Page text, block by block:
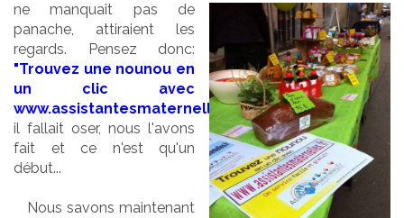
ne manquait pas de
panache, attiraient les
regards. Pensez donc:
"Trouvez une nounou en
un clic avec
www.assistantesmaternelles.fr",
il fallait oser, nous l'avons
fait et ce n'est qu'un
début...
Nous savons maintenant